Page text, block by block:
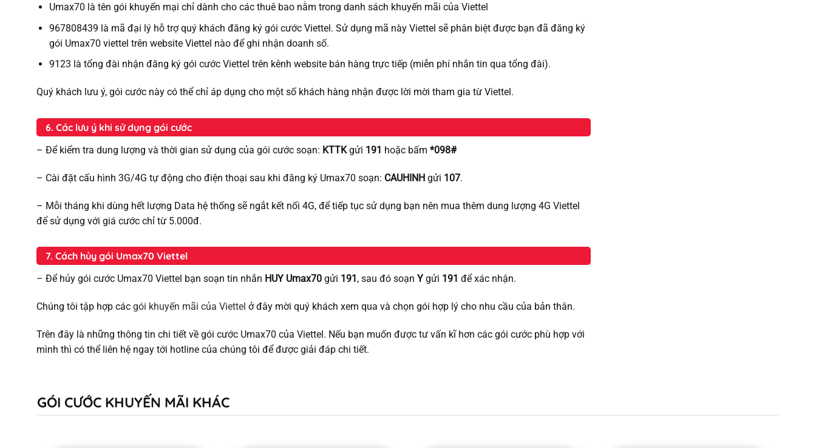
Umax70 là tên gói khuyến mại chỉ dành cho các thuê bao nằm trong danh sách khuyến mãi của Viettel
967808439 là mã đại lý hỗ trợ quý khách đăng ký gói cước Viettel. Sử dụng mã này Viettel sẽ phân biệt được bạn đã đăng ký
gói Umax70 viettel trên website Viettel nào để ghi nhận doanh số.
9123 là tổng đài nhận đăng ký gói cước Viettel trên kênh website bán hàng trực tiếp (miễn phí nhắn tin qua tổng đài).
Quý khách lưu ý, gói cước này có thể chỉ áp dụng cho một số khách hàng nhận được lời mời tham gia từ Viettel.
6. Các lưu ý khi sử dụng gói cước
– Để kiểm tra dung lượng và thời gian sử dụng của gói cước soạn: KTTKgửi 191 hoặc bấm*098#
– Cài đặt cấu hình 3G/4G tự động cho điện thoại sau khi đăng ký Umax70 soạn: CAUHINH gửi 107.
– Mỗi tháng khi dùng hết lượng Data hệ thống sẽ ngắt kết nối 4G, để tiếp tục sử dụng bạn nên mua thêm dung lượng 4G Viettel
để sử dụng với giá cước chỉ từ 5.000đ.
7. Cách hủy gói Umax70 Viettel
– Để hủy gói cước Umax70 Viettel bạn soạn tin nhắn HUY Umax70 gửi 191 , sau đó soạnY gửi 191 để xác nhận.
Chúng tôi tập hợp cácgói khuyến mãi của Viettel ở đây mời quý khách xem qua và chọn gói hợp lý cho nhu cầu của bản thân.
Trên đây là những thông tin chi tiết về gói cước Umax70 của Viettel. Nếu bạn muốn được tư vấn kĩ hơn các gói cước phù hợp với
mình thì có thể liên hệ ngay tới hotline của chúng tôi để được giải đáp chi tiết.
GÓI CƯỚC KHUYẾN MÃI KHÁC